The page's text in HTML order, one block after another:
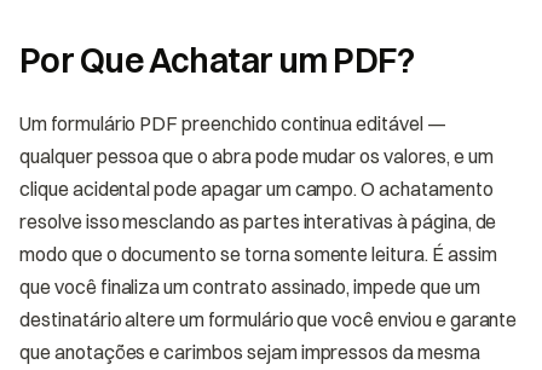
Por Que Achatar um PDF?
Um formulário PDF preenchido continua editável —
qualquer pessoa que o abra pode mudar os valores, e um
clique acidental pode apagar um campo. O achatamento
resolve isso mesclando as partes interativas à página, de
modo que o documento se torna somente leitura. É assim
que você finaliza um contrato assinado, impede que um
destinatário altere um formulário que você enviou e garante
que anotações e carimbos sejam impressos da mesma